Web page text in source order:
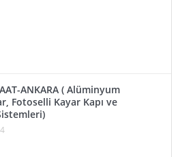
ANKARA ( Alüminyum
Fotoselli Kayar Kapı ve